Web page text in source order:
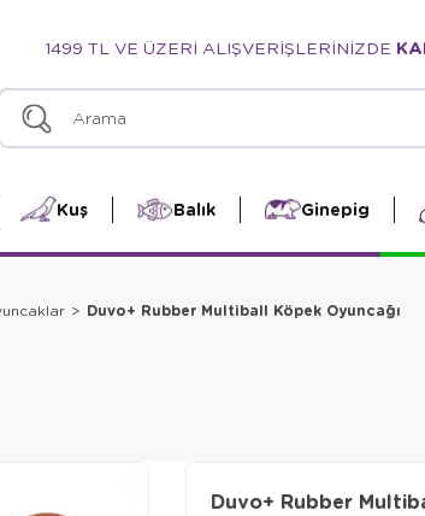
1499 TL VE ÜZERİ ALIŞVERİŞLERİNİZDE
Kuş Balık Ginepig
Duvo+ Rubber Multiball Köpek Oyuncağı
Duvo+ Rubber